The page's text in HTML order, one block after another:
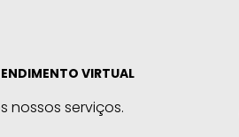
VIRTUAL
nossos serviços.